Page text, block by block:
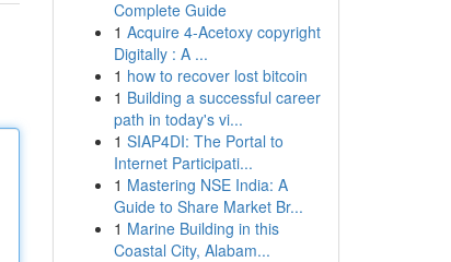
Complete Guide
1 Acquire 4-Acetoxy copyright
Digitally : A ...
1 how to recover lost bitcoin
1 Building a successful career
path in today's vi...
1 SIAP4DI: The Portal to
Internet Participati...
1 Mastering NSE India: A
Guide to Share Market Br...
1 Marine Building in this
Coastal City, Alabam...